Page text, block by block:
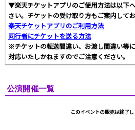
▼楽天チケットアプリのご使用方法は以下
さい。チケットの受け取り方もご案内してお
楽天チケットアプリのご利用方法
同行者にチケットを送る方法
※チケットの転送間違い、お渡し間違い等
対応いたしかねますのでご注意ください。
公演開催一覧
このイベントの販売は終了